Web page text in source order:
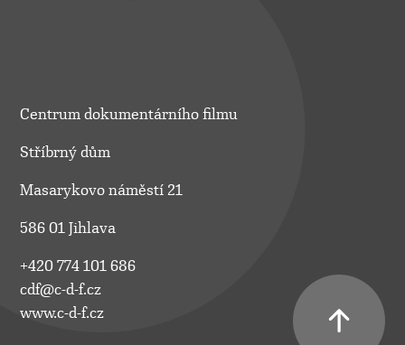
Centrum dokumentárního filmu
Stříbrný dům
Masarykovo náměstí 21
586 01 Jihlava
+420 774 101 686
cdf@c-d-f.cz
www.c-d-f.cz